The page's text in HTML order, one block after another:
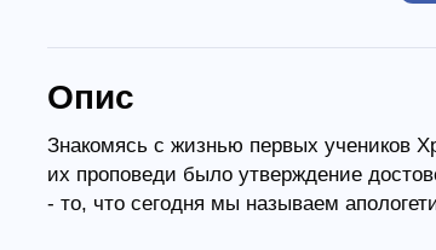
Опис
Знакомясь с жизнью первых учеников
их проповеди было утверждение
- то, что сегодня мы называем